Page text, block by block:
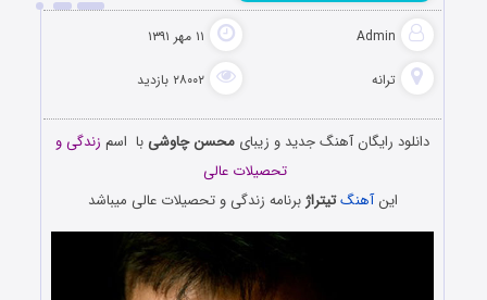
Admin ۱۱ مهر ۱۳۹۱
ترانه ۲۸۰۰۲ بازدید
دانلود رایگان آهنگ جدید و زیبای محسن چاوشی با اسم زندگی و
تحصیلات عالی
اینآهنگ تیتراژبرنامه زندگی و تحصیلات عالی میباشد